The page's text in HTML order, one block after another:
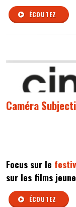
ÉCOUTEZ
Caméra
Focus sur le
sur les films
ÉCOUTEZ